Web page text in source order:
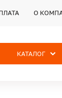
О
КАТАЛОГ